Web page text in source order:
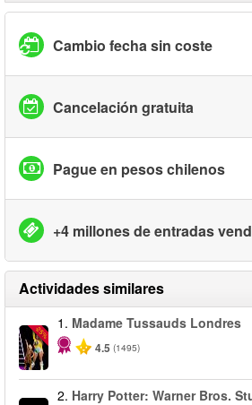
Cambio fecha sin coste
Cancelación gratuita
Pague en pesos chilenos
+4 millones de entradas
Actividades similares
-25%
1. Madame Tussauds Londres
4.5 (1495)
2. Harry Potter: Warner Bros.